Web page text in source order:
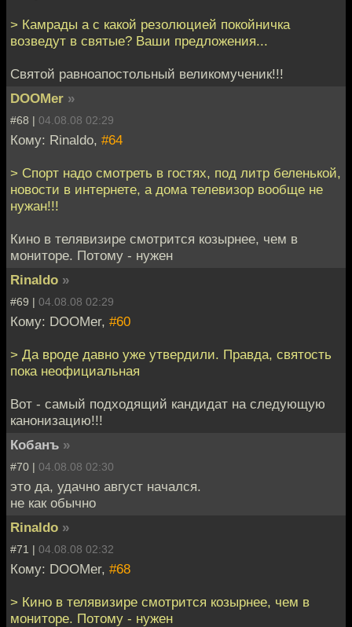
> Камрады а с какой резолюцией покойничка
возведут в святые? Ваши предложения...
Святой равноапостольный великомученик!!!
DOOMer »
#68 | 04.08.08 02:29
Кому: Rinaldo, #64
> Спорт надо смотреть в гостях, под литр беленькой,
новости в интернете, а дома телевизор вообще не
нужан!!!
Кино в телявизире смотрится козырнее, чем в
мониторе. Потому - нужен
Rinaldo »
#69 | 04.08.08 02:29
Кому: DOOMer, #60
> Да вроде давно уже утвердили. Правда, святость
пока неофициальная
Вот - самый подходящий кандидат на следующую
канонизацию!!!
Кобанъ »
#70 | 04.08.08 02:30
это да, удачно август начался.
не как обычно
Rinaldo »
#71 | 04.08.08 02:32
Кому: DOOMer, #68
> Кино в телявизире смотрится козырнее, чем в
мониторе. Потому - нужен